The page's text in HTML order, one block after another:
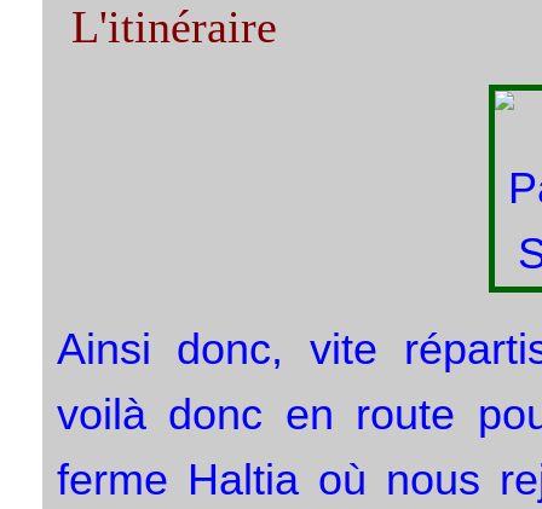
L'itinéraire
Ainsi donc, vite
voilà donc en route
ferme Haltia où nous